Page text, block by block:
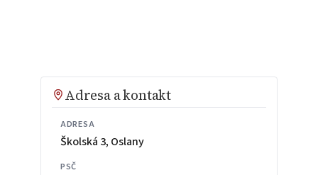
Adresa a kontakt
ADRESA
Školská 3, Oslany
PSČ